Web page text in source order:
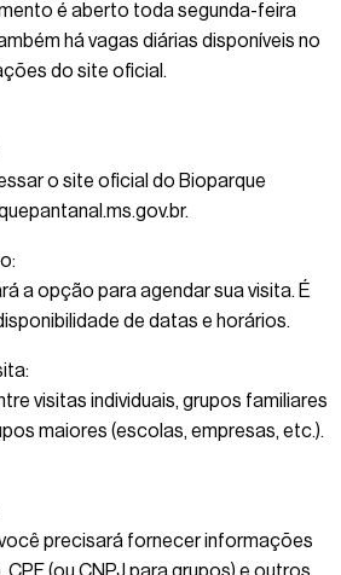
é aberto toda segunda-feira
há vagas diárias disponíveis no
do site oficial.
o site oficial do Bioparque
a opção para agendar sua visita. É
de datas e horários.
visitas individuais, grupos familiares
maiores (escolas, empresas, etc.).
precisará fornecer informações
(ou CNPJ para grupos) e outros